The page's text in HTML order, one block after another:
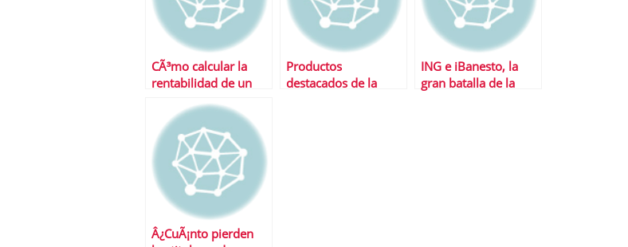
CÃ³mo calcular la
rentabilidad de un
Productos
destacados de la
ING e iBanesto, la
gran batalla de la
Â¿CuÃ¡nto pierden